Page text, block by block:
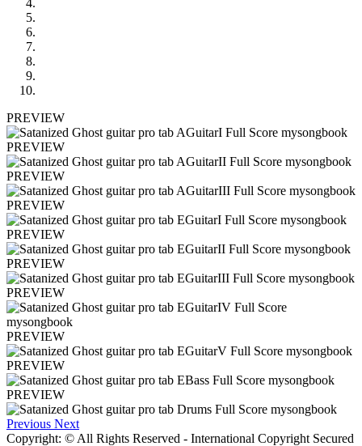
PREVIEW
PREVIEW
PREVIEW
PREVIEW
PREVIEW
PREVIEW
PREVIEW
PREVIEW
PREVIEW
PREVIEW
Previous Next
Copyright: © All Rights Reserved - International Copyright Secured